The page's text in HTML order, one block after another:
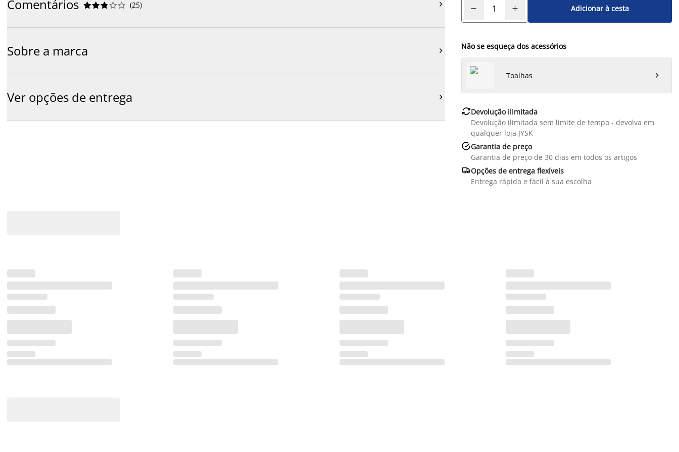
Comentários 




 (25) 
Sobre a marca 
Ver opções de entrega 
Adicionar à cesta
Não se esqueça dos acessórios
Toalhas 
Devolução ilimitada
Devolução ilimitada sem limite de tempo - devolva em
qualquer loja JYSK
Garantia de preço
Garantia de preço de 30 dias em todos os artigos
Opções de entrega flexíveis
Entrega rápida e fácil à sua escolha